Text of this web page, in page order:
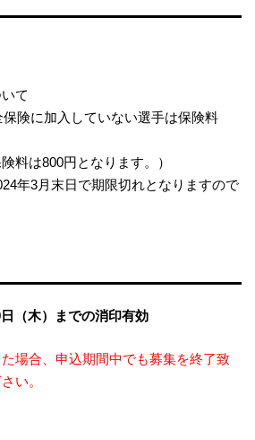
て
険に加入していない選手は保険料
料は800円となります。）
年3月末日で期限切れとなります​ので
（木）までの消印有効
場合、申込期間中でも募集を終了致
い。